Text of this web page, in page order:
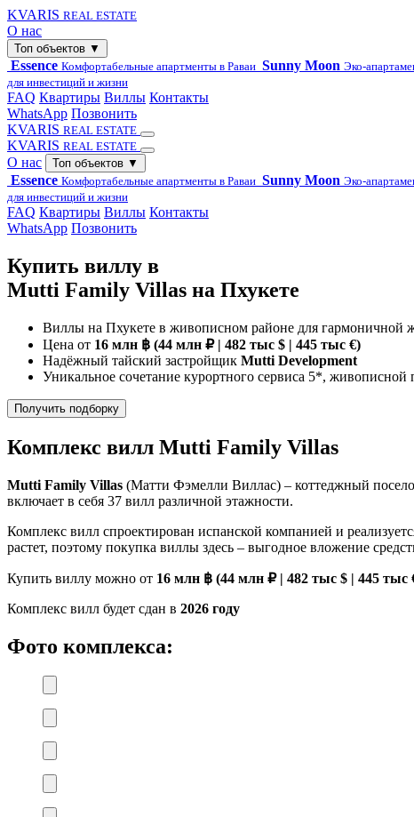
KVARIS REAL ESTATE
О нас
Топ объектов ▼
Essence Комфортабельные апартменты в Раваи Sunny Moon Эко-
для инвестиций и жизни
FAQ Квартиры Виллы Контакты
WhatsApp Позвонить
KVARIS REAL ESTATE
KVARIS REAL ESTATE
О нас Топ объектов ▼
Essence Комфортабельные апартменты в Раваи Sunny Moon Эко-
для инвестиций и жизни
FAQ Квартиры Виллы Контакты
WhatsApp Позвонить
Купить виллу в
Mutti Family Villas на Пхукете
Виллы на Пхукете в живописном районе для гармоничной
Цена от 16 млн ฿ (44 млн ₽ | 482 тыс $ | 445 тыс €)
Надёжный тайский застройщик Mutti Development
Уникальное сочетание курортного сервиса 5*,
Получить подборку
Комплекс вилл Mutti Family Villas
Mutti Family Villas (Матти Фэмелли Виллас) – коттеджный
включает в себя 37 вилл различной этажности.
Комплекс вилл спроектирован испанской компанией и
растет, поэтому покупка виллы здесь – выгодное вложение
Купить виллу можно от 16 млн ฿ (44 млн ₽ | 482 тыс $ | 445 тыс
Комплекс вилл будет сдан в 2026 году
Фото комплекса: